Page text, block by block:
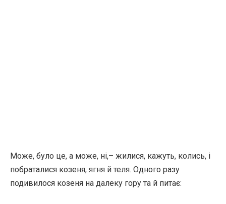
Може, було це, а може, ні,– жилися, кажуть, колись, і
побраталися козеня, ягня й теля. Одного разу
подивилося козеня на далеку гору та й питає: